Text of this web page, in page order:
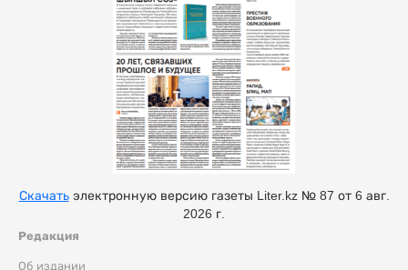
Редакция
Об издании
Скачатьэлектронную версию газеты Liter.kz № 87 от 6 авг.
2026 г.